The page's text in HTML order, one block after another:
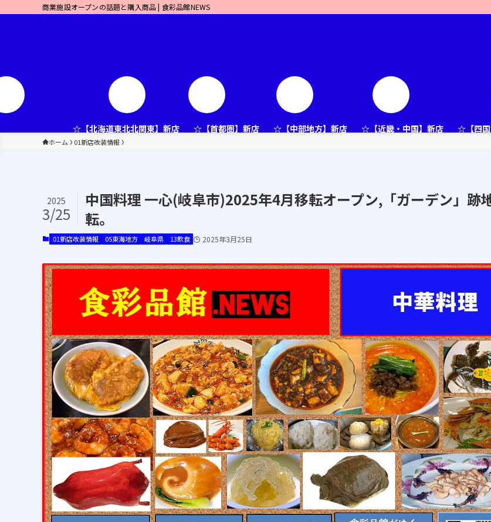
商業施設オープンの話題と購入商品 | 食彩品館NEWS
☆【北海道東北北関東】新店 ☆【首都圏】新店 ☆【中部地方】新店 ☆【近畿・中国】新店 ☆【四国
ホーム 01新店改装情報
中国料理 一心(岐阜市)2025年4月移転オープン,「ガーデン」跡
転。
2025
3/25
01新店改装情報 05東海地方 岐阜県 13飲食 2025年3月25日